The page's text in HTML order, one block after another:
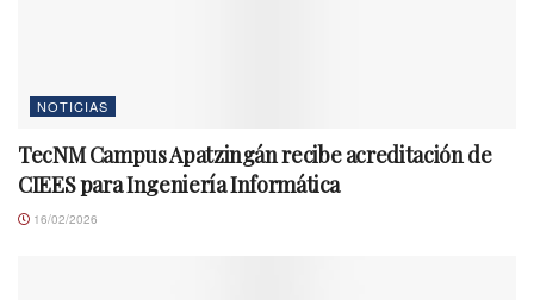
NOTICIAS
TecNM Campus Apatzingán recibe acreditación de
CIEES para Ingeniería Informática
16/02/2026